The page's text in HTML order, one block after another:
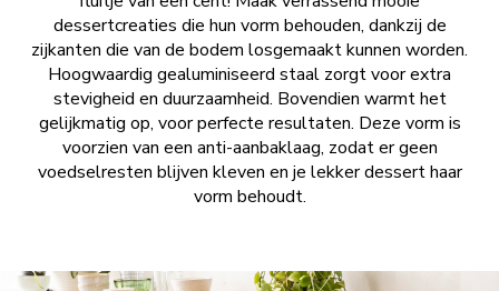
dessertcreaties die hun vorm behouden, dankzij de
zijkanten die van de bodem losgemaakt kunnen worden.
Hoogwaardig gealuminiseerd staal zorgt voor extra
stevigheid en duurzaamheid. Bovendien warmt het
gelijkmatig op, voor perfecte resultaten. Deze vorm is
voorzien van een anti-aanbaklaag, zodat er geen
voedselresten blijven kleven en je lekker dessert haar
vorm behoudt.